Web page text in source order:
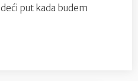
put kada budem